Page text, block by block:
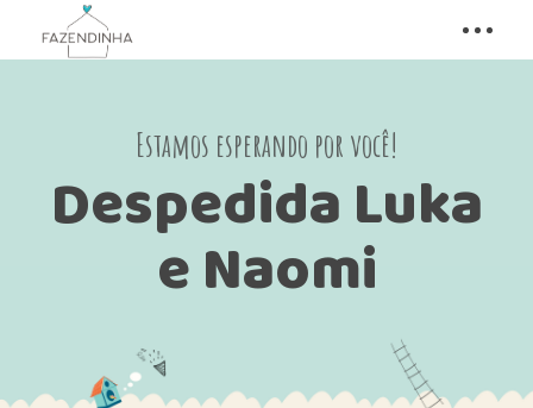
Estamos esperando por você!
Despedida Luka
e Naomi